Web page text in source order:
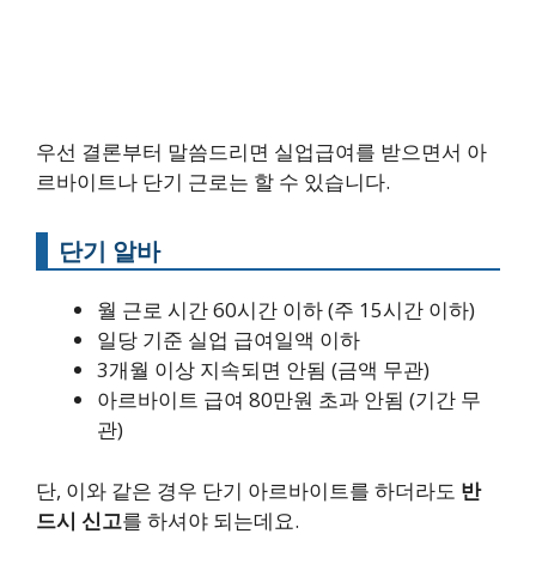
우선 결론부터 말씀드리면 실업급여를 받으면서 아
르바이트나 단기 근로는 할 수 있습니다.
단기 알바
월 근로 시간 60시간 이하 (주 15시간 이하)
일당 기준 실업 급여일액 이하
3개월 이상 지속되면 안됨 (금액 무관)
아르바이트 급여 80만원 초과 안됨 (기간 무
관)
단, 이와 같은 경우 단기 아르바이트를 하더라도 반
드시 신고를 하셔야 되는데요.